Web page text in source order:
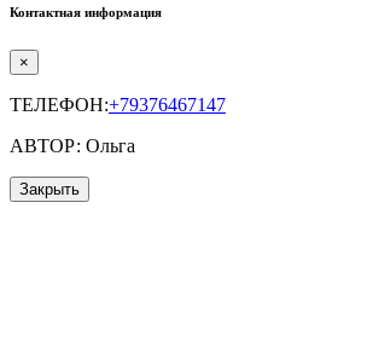
Контактная информация
×
ТЕЛЕФОН:+79376467147
АВТОР: Ольга
Закрыть